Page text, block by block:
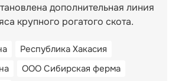
дополнительная линия
крупного рогатого скота.
Республика Хакасия
ООО Сибирская ферма